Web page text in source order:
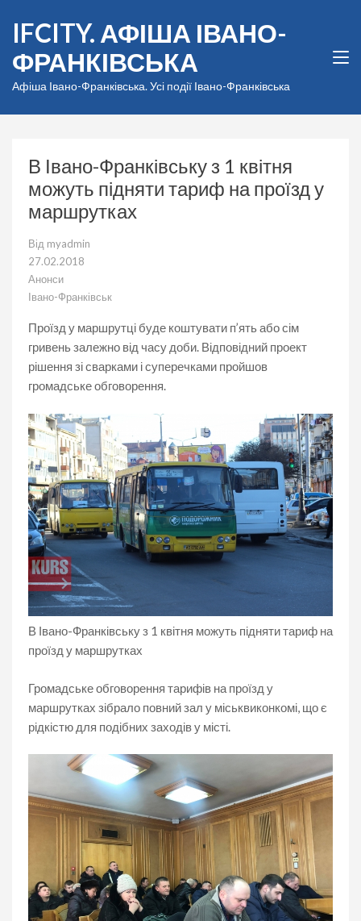
вмісту
(натисніть
Enter)
IFCITY. АФІША ІВАНО-
ФРАНКІВСЬКА
Афіша Івано-Франківська. Усі події Івано-Франківська
В Івано-Франківську з 1 квітня
можуть підняти тариф на проїзд у
маршрутках
Від myadmin
27.02.2018
Анонси
Івано-Франківськ
Проїзд у маршрутці буде коштувати п’ять або сім
гривень залежно від часу доби. Відповідний проект
рішення зі сварками і суперечками пройшов
громадське обговорення.
В Івано-Франківську з 1 квітня можуть підняти тариф на
проїзд у маршрутках
Громадське обговорення тарифів на проїзд у
маршрутках зібрало повний зал у міськвиконкомі, що є
рідкістю для подібних заходів у місті.